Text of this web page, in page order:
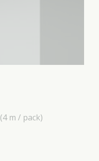
(4 m / pack)